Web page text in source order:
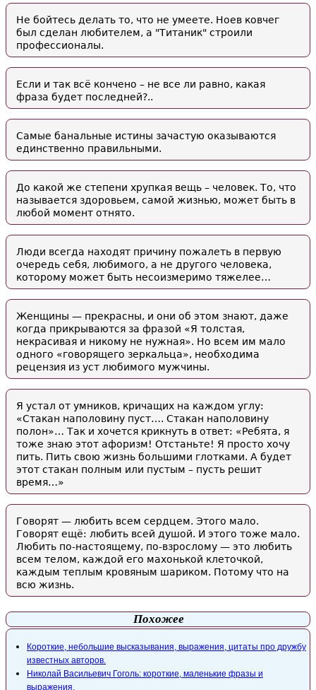
Не бойтесь делать то, что не умеете. Ноев ковчег
был сделан любителем, а "Титаник" строили
профессионалы.
Если и так всё кончено – не все ли равно, какая
фраза будет последней?..
Самые банальные истины зачастую оказываются
единственно правильными.
До какой же степени хрупкая вещь – человек. То, что
называется здоровьем, самой жизнью, может быть в
любой момент отнято.
Люди всегда находят причину пожалеть в первую
очередь себя, любимого, а не другого человека,
которому может быть несоизмеримо тяжелее…
Женщины — прекрасны, и они об этом знают, даже
когда прикрываются за фразой «Я толстая,
некрасивая и никому не нужная». Но всем им мало
одного «говорящего зеркальца», необходима
рецензия из уст любимого мужчины.
Я устал от умников, кричащих на каждом углу:
«Стакан наполовину пуст…. Стакан наполовину
полон»… Так и хочется крикнуть в ответ: «Ребята, я
тоже знаю этот афоризм! Отстаньте! Я просто хочу
пить. Пить свою жизнь большими глотками. А будет
этот стакан полным или пустым – пусть решит
время…»
Говорят — любить всем сердцем. Этого мало.
Говорят ещё: любить всей душой. И этого тоже мало.
Любить по-настоящему, по-взрослому — это любить
всем телом, каждой его махонькой клеточкой,
каждым теплым кровяным шариком. Потому что на
всю жизнь.
Похожее
Короткие, небольшие высказывания, выражения, цитаты про дружбу
известных авторов.
Николай Васильевич Гоголь: короткие, маленькие фразы и
выражения.